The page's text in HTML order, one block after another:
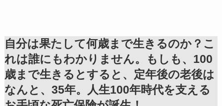
自分は果たして何歳まで生きるのか？こ
れは誰にもわかりません。もしも、100
歳まで生きるとすると、定年後の老後は
なんと、35年。人生100年時代を支える